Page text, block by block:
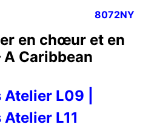
8072NY
en chœur et en
A Caribbean
L09 |
L11